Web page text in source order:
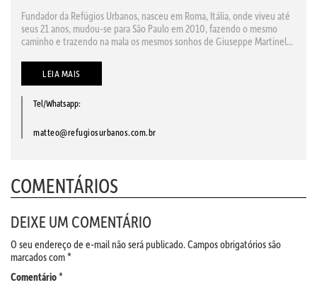
Fundador da Refúgios Urbanos, nasceu em Roma, Itália, onde viveu até
seus 21 anos, mudou-se para São Paulo em 2010, fazendo o mesmo
caminho e trazendo na mala os mesmos sonhos de Giuseppe Martinel...
LEIA MAIS
Tel/Whatsapp:
matteo@refugiosurbanos.com.br
COMENTÁRIOS
DEIXE UM COMENTÁRIO
O seu endereço de e-mail não será publicado.Campos obrigatórios são
marcados com*
Comentário*